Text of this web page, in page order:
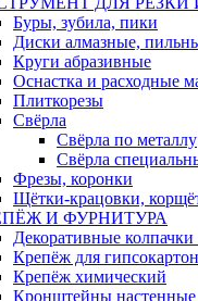
Буры, зубила, пики
Диски алмазные,
Круги абразивные
Оснастка и расходные
Плиткорезы
Свёрла
Свёрла по металлу
Свёрла
Фрезы, коронки
Щётки-крацовки,
И ФУРНИТУРА
Декоративные
Крепёж для
Крепёж химический
Кронштейны настенные